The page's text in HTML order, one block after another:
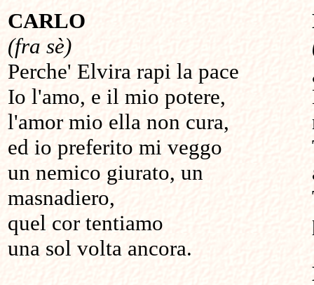
CARLO
(fra sè)
Perche' Elvira rapi la pace
Io l'amo, e il mio potere,
l'amor mio ella non cura,
ed io preferito mi veggo
un nemico giurato, un
masnadiero,
quel cor tentiamo
una sol volta ancora.